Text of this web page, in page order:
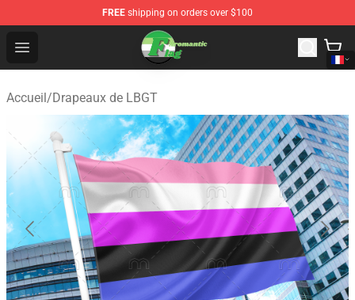
FREE shipping on orders over $100
Open menu
Aromantic Flag Shop - The Best Store of Aromantic Flag
Accueil/Drapeaux de LBGT